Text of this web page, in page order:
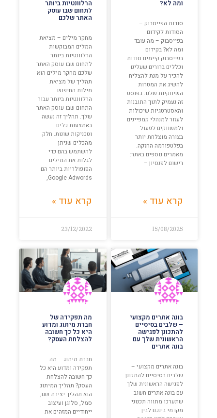
ומה לא?
סודות הפייסבוק –
הסודות לקידום
בפייסבוק – מה עובד
ומה לא? בקידום
בפייסבוק קיימים סודות
וכללים ברורים שעלינו
להכיר על מנת להצליח
להשיג את המטרות
השיווקיות שלנו. בפוסט
זה נעמיק לתוך התובנות
והאסטרטגיות שיכולות
לעזור למנהלי קמפיינים
ולמשווקים לפעול
בצורה מוצלחת יותר
בפלטפורמה החזקה.
מאמרים נוספים באתר:
רישום לפנסיון –
קרא עוד »
15/08/2025
הרלוונטיות ביותר
לתחום שבו עוסק
האתר שלכם
מחקר מילים – מציאת
המלים המבוקשות
הרלוונטיות ביותר
לתחום שבו עוסק האתר
שלכם מחקר מילים הוא
תהליך של מציאת
מילות החיפוש
הרלוונטיות ביותר עבור
התחום שבו עוסק האתר
שלך. תהליך זה נעשה
באמצעות כלים
וטכניקות שונות. חלק
מהכלים שניתן
להשתמש בהם כדי
לגלות את המילים
הפופולריות ביותר הם
Google Adwords,
קרא עוד »
23/12/2022
בונה אתרים מקצועי
– שלבים בסיסיים
להתכונן לפגישה
הראשונית שלך עם
בונה אתרים
בונה אתרים מקצועי –
שלבים בסיסיים להתכונן
לפגישה הראשונית שלך
עם בונה אתרים חשוב
שתערכו מתווה תכנוני
מקדמי בינכם לבין
מה תפקידה של
חברת מיתוג ומדוע
היא כל כך חשובה
להצלחת העסק?
חברת מיתוג – מה
תפקידה ומדוע היא כל
כך חשובה להצלחת
העסק? תהליך המיתוג
הוא תהליך יצירת שם,
סמל, סלוגן ועיצוב
ייחודיים המזהים את